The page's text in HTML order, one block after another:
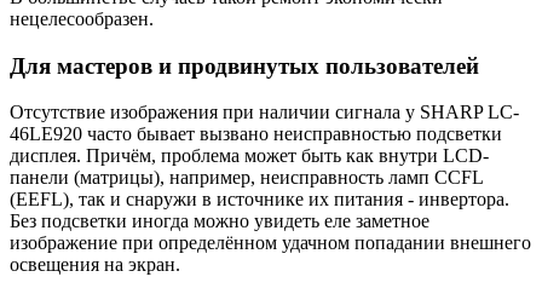
нецелесообразен.
Для мастеров и продвинутых пользователей
Отсутствие изображения при наличии сигнала у SHARP LC-
46LE920 часто бывает вызвано неисправностью подсветки
дисплея. Причём, проблема может быть как внутри LCD-
панели (матрицы), например, неисправность ламп CCFL
(EEFL), так и снаружи в источнике их питания - инвертора.
Без подсветки иногда можно увидеть еле заметное
изображение при определённом удачном попадании внешнего
освещения на экран.